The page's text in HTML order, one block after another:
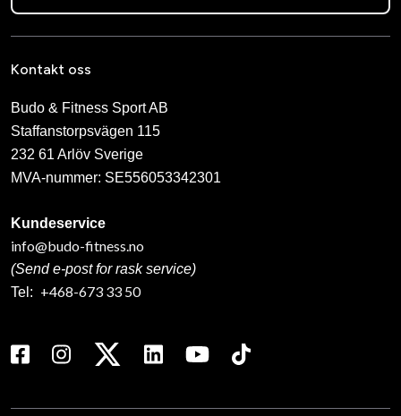
Kontakt oss
Budo & Fitness Sport AB
Staffanstorpsvägen 115
232 61 Arlöv Sverige
MVA-nummer: SE556053342301
Kundeservice
info@budo-fitness.no
(Send e-post for rask service)
Tel: +468-673 33 50